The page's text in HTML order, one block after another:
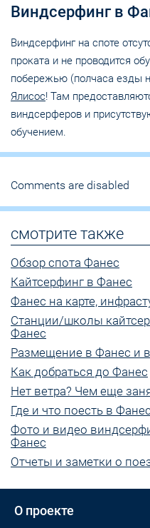
Виндсерфинг в
Виндсерфинг на споте
проката и не проводится
побережью (полчаса езды
Ялисос! Там
виндсерферов и
обучением.
Comments are disabled
смотрите также
Обзор спота Фанес
Кайтсерфинг в Фанес
Фанес на карте,
Станции/школы
Фанес
Размещение в Фанес и
Как добраться до Фанес
Нет ветра? Чем еще
Где и что поесть в Фанес
Фото и видео
Фанес
Отчеты и заметки о
О проекте